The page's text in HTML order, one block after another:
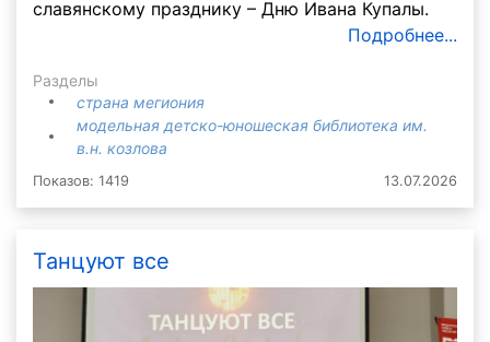
славянскому празднику – Дню Ивана Купалы.
Подробнее...
Разделы
страна мегиония
модельная детско-юношеская библиотека им.
в.н. козлова
Показов: 1419 13.07.2026
Танцуют все